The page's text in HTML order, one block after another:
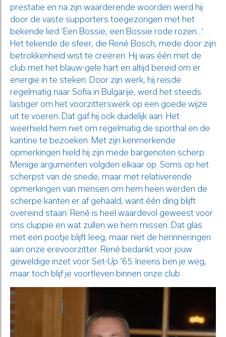
prestatie en na zijn waarderende woorden werd hij
door de vaste supporters toegezongen met het
bekende lied ‘Een Bossie, een Bossie rode rozen…’.
Het tekende de sfeer, die René Bosch, mede door zijn
betrokkenheid wist te creëren. Hij was één met de
club met het blauw-gele hart en altijd bereid om er
energie in te steken. Door zijn werk, hij reisde
regelmatig naar Sofia in Bulgarije, werd het steeds
lastiger om het voorzitterswerk op een goede wijze
uit te voeren. Dat gaf hij ook duidelijk aan. Het
weerhield hem niet om regelmatig de sporthal en de
kantine te bezoeken. Met zijn kenmerkende
opmerkingen hield hij zijn mede bargenoten scherp.
Menige argumenten volgden elkaar op. Soms op het
scherpst van de snede, maar met relativerende
opmerkingen van mensen om hem heen werden de
scherpe kanten er af gehaald, want één ding blijft
overeind staan: René is heel waardevol geweest voor
ons cluppie en wat zullen we hem missen. Dat glas
met een pootje blijft leeg, maar niet de herinneringen
aan onze erevoorzitter. René bedankt voor jouw
geweldige inzet voor Set-Up ’65. Ineens ben je weg,
maar toch blijf je voortleven binnen onze club.